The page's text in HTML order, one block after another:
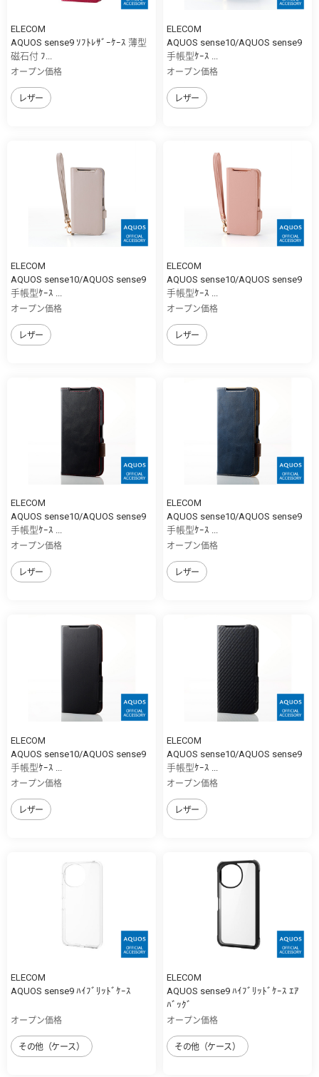
ELECOM
AQUOS sense9 ｿﾌﾄﾚｻﾞｰｹｰｽ 薄型
磁石付 ﾌ...
オープン価格
レザー
ELECOM
AQUOS sense10/AQUOS sense9
手帳型ｹｰｽ ...
オープン価格
レザー
ELECOM
AQUOS sense10/AQUOS sense9
手帳型ｹｰｽ ...
オープン価格
レザー
ELECOM
AQUOS sense10/AQUOS sense9
手帳型ｹｰｽ ...
オープン価格
レザー
ELECOM
AQUOS sense10/AQUOS sense9
手帳型ｹｰｽ ...
オープン価格
レザー
ELECOM
AQUOS sense10/AQUOS sense9
手帳型ｹｰｽ ...
オープン価格
レザー
ELECOM
AQUOS sense10/AQUOS sense9
手帳型ｹｰｽ ...
オープン価格
レザー
ELECOM
AQUOS sense10/AQUOS sense9
手帳型ｹｰｽ ...
オープン価格
レザー
ELECOM
AQUOS sense9 ﾊｲﾌﾞﾘｯﾄﾞｹｰｽ
オープン価格
その他（ケース）
ELECOM
AQUOS sense9 ﾊｲﾌﾞﾘｯﾄﾞｹｰｽ ｴｱ
ﾊﾞｯｸﾞ
オープン価格
その他（ケース）